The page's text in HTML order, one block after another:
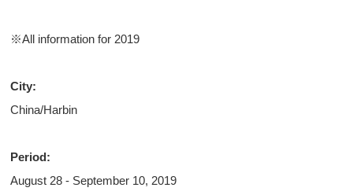
※All information for 2019
City:
China/Harbin
Period:
August 28 - September 10, 2019